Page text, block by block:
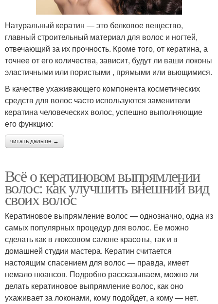
Натуральный кератин — это белковое вещество,
главный строительный материал для волос и ногтей,
отвечающий за их прочность. Кроме того, от кератина, а
точнее от его количества, зависит, будут ли ваши локоны
эластичными или пористыми , прямыми или вьющимися.
В качестве ухаживающего компонента косметических
средств для волос часто используются заменители
кератина человеческих волос, успешно выполняющие
его функцию:
читать дальше →
Всё о кератиновом выпрямлении
волос: как улучшить внешний вид
своих волос
Кератиновое выпрямление волос — однозначно, одна из
самых популярных процедур для волос. Ее можно
сделать как в люксовом салоне красоты, так и в
домашней студии мастера. Кератин считается
настоящим спасением для волос — правда, имеет
немало нюансов. Подробно рассказываем, можно ли
делать кератиновое выпрямление волос, как оно
ухаживает за локонами, кому подойдет, а кому — нет.